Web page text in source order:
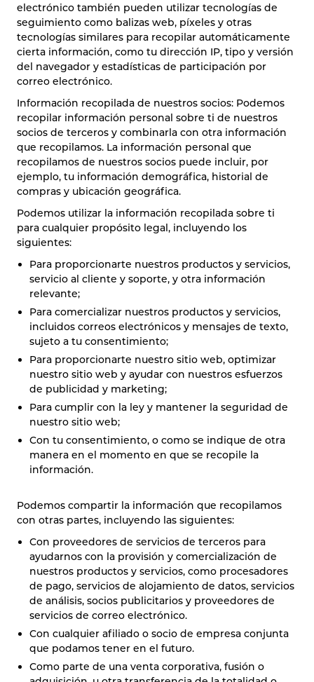
electrónico también pueden utilizar tecnologías de
seguimiento como balizas web, píxeles y otras
tecnologías similares para recopilar automáticamente
cierta información, como tu dirección IP, tipo y versión
del navegador y estadísticas de participación por
correo electrónico.
Información recopilada de nuestros socios: Podemos
recopilar información personal sobre ti de nuestros
socios de terceros y combinarla con otra información
que recopilamos. La información personal que
recopilamos de nuestros socios puede incluir, por
ejemplo, tu información demográfica, historial de
compras y ubicación geográfica.
Podemos utilizar la información recopilada sobre ti
para cualquier propósito legal, incluyendo los
siguientes:
Para proporcionarte nuestros productos y servicios,
servicio al cliente y soporte, y otra información
relevante;
Para comercializar nuestros productos y servicios,
incluidos correos electrónicos y mensajes de texto,
sujeto a tu consentimiento;
Para proporcionarte nuestro sitio web, optimizar
nuestro sitio web y ayudar con nuestros esfuerzos
de publicidad y marketing;
Para cumplir con la ley y mantener la seguridad de
nuestro sitio web;
Con tu consentimiento, o como se indique de otra
manera en el momento en que se recopile la
información.
Podemos compartir la información que recopilamos
con otras partes, incluyendo las siguientes:
Con proveedores de servicios de terceros para
ayudarnos con la provisión y comercialización de
nuestros productos y servicios, como procesadores
de pago, servicios de alojamiento de datos, servicios
de análisis, socios publicitarios y proveedores de
servicios de correo electrónico.
Con cualquier afiliado o socio de empresa conjunta
que podamos tener en el futuro.
Como parte de una venta corporativa, fusión o